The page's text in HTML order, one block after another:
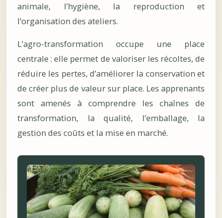
animale, l’hygiène, la reproduction et
l’organisation des ateliers.
L’agro-transformation occupe une place
centrale : elle permet de valoriser les récoltes, de
réduire les pertes, d’améliorer la conservation et
de créer plus de valeur sur place. Les apprenants
sont amenés à comprendre les chaînes de
transformation, la qualité, l’emballage, la
gestion des coûts et la mise en marché.